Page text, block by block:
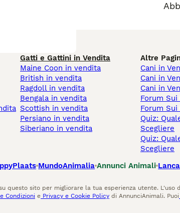
Gatti e Gattini in Vendita
Maine Coon in vendita
British in vendita
Ragdoll in vendita
Bengala in vendita
Scottish in vendita
Persiano in vendita
Siberiano in vendita
Altre
Cani in
Cani in
Cani in
Forum Sui
Forum Sui
Quiz:
Scegliere
Quiz:
Scegliere
MundoAnimalia Annunci Animali
questo sito per migliorare la tua esperienza utente. L'uso
Condizioni e Privacy e Cookie Policy di AnnunciAnimali. Puoi